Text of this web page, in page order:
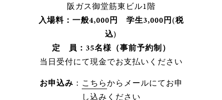
阪ガス御堂筋東ビル1階
入場料：一般4,000円 学生3,000円(税
込)
定 員：35名様（事前予約制）
当日受付にて現金でお支払いください
お申込み ： こちらからメールにてお申
し込みください